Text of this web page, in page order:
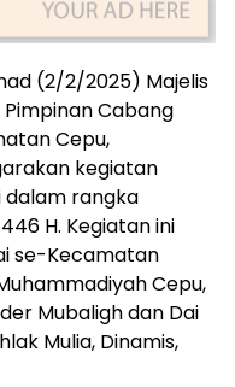
(2/2/2025) Majelis
Cabang
Cepu,
kegiatan
dalam rangka
H. Kegiatan ini
se-Kecamatan
Cepu,
Mubaligh dan Dai
Mulia, Dinamis,